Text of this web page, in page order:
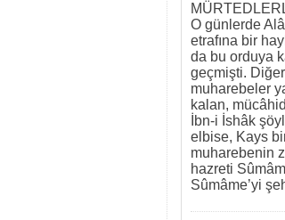
O günlerde
etrafına bir
da bu orduya
geçmişti.
muharebeler
kalan,
İbn-i İshâk
elbise, Kays
muharebenin
hazreti
Sûmâme’yi